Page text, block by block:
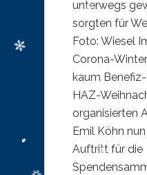
unterwegs
sorgten für
Foto: Wiesel
Corona-
kaum
HAZ-
organisierten
Emil Köhn
Auftritt für die